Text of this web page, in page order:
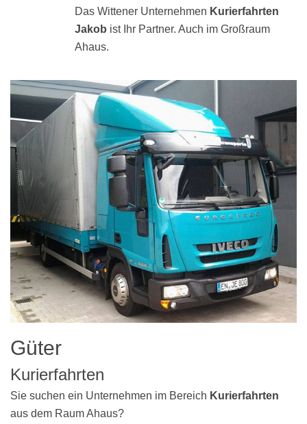
Das Wittener Unternehmen Kurierfahrten
Jakob ist Ihr Partner. Auch im Großraum
Ahaus.
Güter
Kurierfahrten
Sie suchen ein Unternehmen im Bereich Kurierfahrten
aus dem Raum Ahaus?